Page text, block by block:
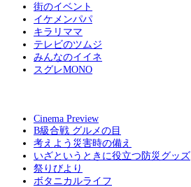
街のイベント
イケメンパパ
キラリママ
テレビのツムジ
みんなのイイネ
スグレMONO
Cinema Preview
B級合戦 グルメの目
考えよう災害時の備え
いざというときに役立つ防災グッズ
祭りびより
ボタニカルライフ